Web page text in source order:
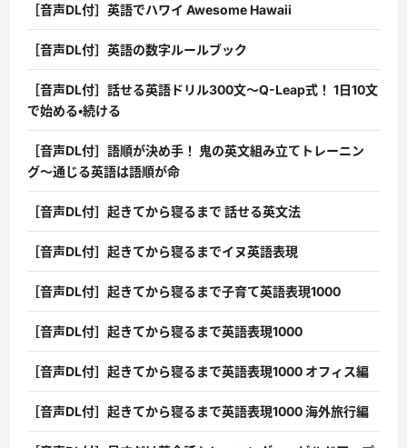
［音声DL付］英語でハワイ Awesome Hawaii
［音声DL付］英語の数字ルールブック
［音声DL付］話せる英語ドリル300文〜Q-Leap式！ 1日10文
で始める・続ける
［音声DL付］語順が決め手！ 鬼の英文組み立てトレーニン
グ〜通じる英語は語順が命
［音声DL付］起きてから寝るまで 話せる英文法
［音声DL付］起きてから寝るまでイヌ英語表現
［音声DL付］起きてから寝るまで子育て英語表現1000
［音声DL付］起きてから寝るまで英語表現1000
［音声DL付］起きてから寝るまで英語表現1000 オフィス編
［音声DL付］起きてから寝るまで英語表現1000 海外旅行編